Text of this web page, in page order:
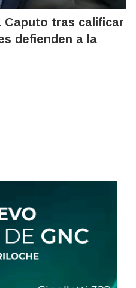
Caputo tras calificar
defienden a la